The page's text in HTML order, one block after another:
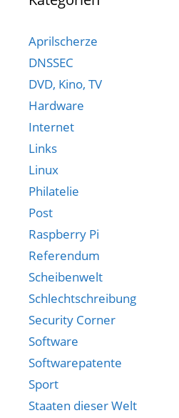
Aprilscherze
DNSSEC
DVD, Kino, TV
Hardware
Internet
Links
Linux
Philatelie
Post
Raspberry Pi
Referendum
Scheibenwelt
Schlechtschreibung
Security Corner
Software
Softwarepatente
Sport
Staaten dieser Welt